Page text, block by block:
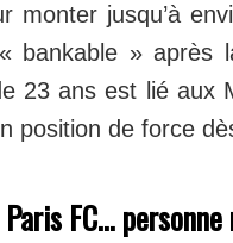
monter jusqu’à
bankable » après
23 ans est lié aux
position de force
Paris FC…